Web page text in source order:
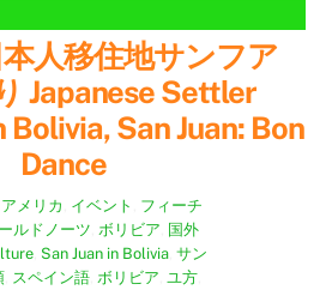
人移住地サンフア
Japanese Settler
San Juan: Bon
Dance
アメリカ イベント
フィーチ
ルドノーツ ボリビア 国外
, San Juan in Bolivia, サン
, スペイン語, ボリビア ユ方,